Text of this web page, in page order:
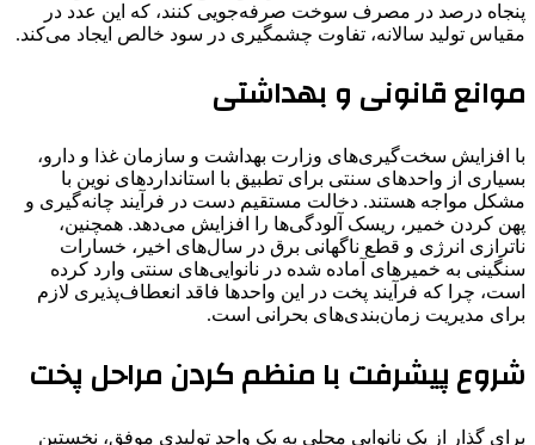
پنجاه درصد در مصرف سوخت صرفه‌جویی کنند، که این عدد در
مقیاس تولید سالانه، تفاوت چشمگیری در سود خالص ایجاد می‌کند.
موانع قانونی و بهداشتی
با افزایش سخت‌گیری‌های وزارت بهداشت و سازمان غذا و دارو،
بسیاری از واحدهای سنتی برای تطبیق با استانداردهای نوین با
مشکل مواجه هستند. دخالت مستقیم دست در فرآیند چانه‌گیری و
پهن کردن خمیر، ریسک آلودگی‌ها را افزایش می‌دهد. همچنین،
ناترازی انرژی و قطع ناگهانی برق در سال‌های اخیر، خسارات
سنگینی به خمیرهای آماده شده در نانوایی‌های سنتی وارد کرده
است، چرا که فرآیند پخت در این واحدها فاقد انعطاف‌پذیری لازم
برای مدیریت زمان‌بندی‌های بحرانی است.
شروع پیشرفت با منظم کردن مراحل پخت
برای گذار از یک نانوایی محلی به یک واحد تولیدی موفق، نخستین